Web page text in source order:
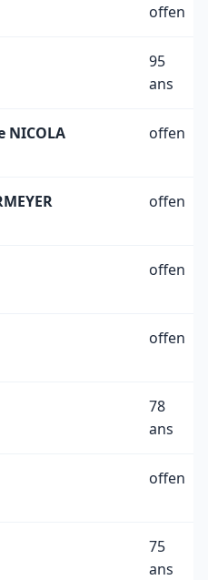
offen
95
ans
NICOLA offen
offen
offen
offen
78
ans
offen
75
ans